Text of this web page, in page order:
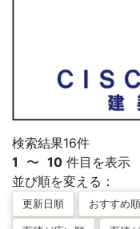
検索結果16件
1 〜 10 件目を表示
並び順を変える：